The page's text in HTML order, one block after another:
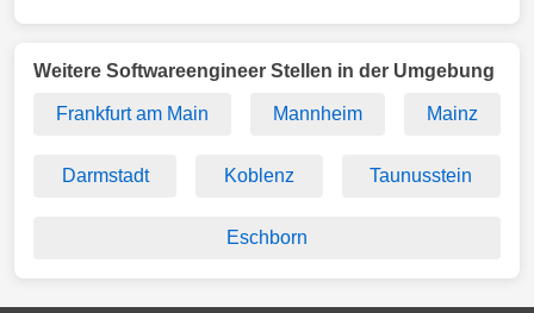
Weitere Softwareengineer Stellen in der Umgebung
Frankfurt am Main Mannheim Mainz
Darmstadt Koblenz Taunusstein
Eschborn